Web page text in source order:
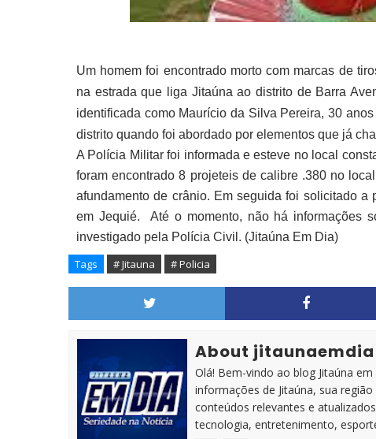
Um homem foi encontrado morto com marcas de
na estrada que liga Jitaúna ao distrito de Barra
identificada como Maurício da Silva Pereira, 30
distrito quando foi abordado por elementos que já
A Polícia Militar foi informada e esteve no local
foram encontrado 8 projeteis de calibre .380 no
afundamento de crânio. Em seguida foi solicitado
em Jequié. Até o momento, não há informações
investigado pela Polícia Civil. (Jitaúna Em Dia)
Tags # Jitauna # Policia
About jitaunaemdia
Olá! Bem-vindo ao blog Jitaúna
informações de Jitaúna, sua
conteúdos relevantes e
tecnologia, entretenimento,